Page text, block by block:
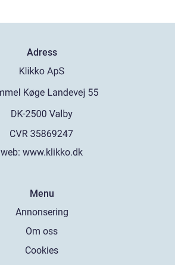
Adress
web: www.klikko.dk
Menu
Annonsering
Om oss
Cookies